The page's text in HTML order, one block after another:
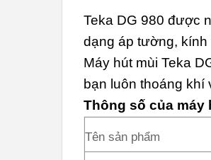
Teka DG 980 được
dạng áp tường,
Máy hút mùi Teka
bạn luôn thoáng khí
Thông số của máy
Tên sản phẩm